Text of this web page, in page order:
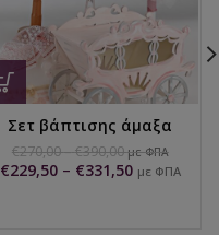
Σετ βάπτισης άμαξα
€270,00–€390,00 με ΦΠΑ
€229,50 – €331,50 με ΦΠΑ